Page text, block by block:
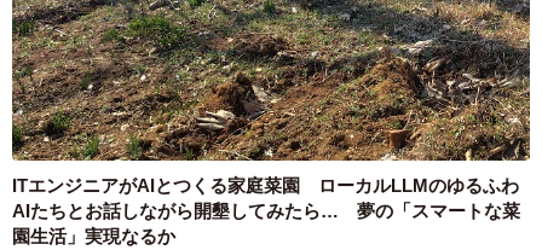
ITエンジニアがAIとつくる家庭菜園 ローカルLLMのゆるふわ
AIたちとお話しながら開墾してみたら… 夢の「スマートな菜
園生活」実現なるか